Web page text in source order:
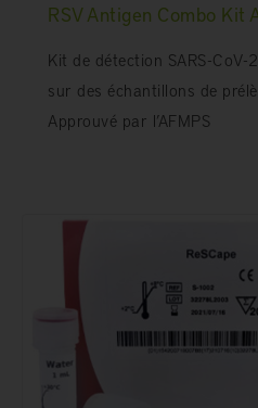
RSV Antigen Combo Kit
Kit de détection SARS-
sur des échantillons de
Approuvé par l’AFMPS